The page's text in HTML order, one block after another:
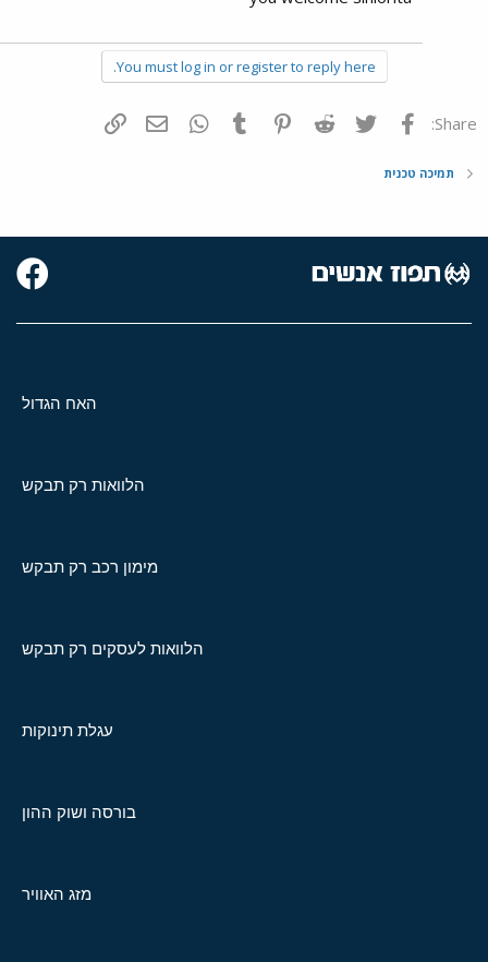
You must log in or register to reply here.
Share: פייסבוק Twitter
Reddit
Pinterest
Tumblr
WhatsAppדואר אלקטרוני
תמיכה טכנית
האח הגדול
הלוואות רק תבקש
מימון רכב רק תבקש
הלוואות לעסקים רק תבקש
עגלת תינוקות
בורסה ושוק ההון
מזג האוויר